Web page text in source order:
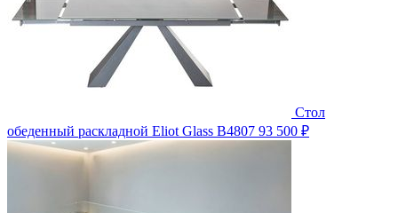
Стол
обеденный раскладной Eliot Glass B4807 93 500 ₽